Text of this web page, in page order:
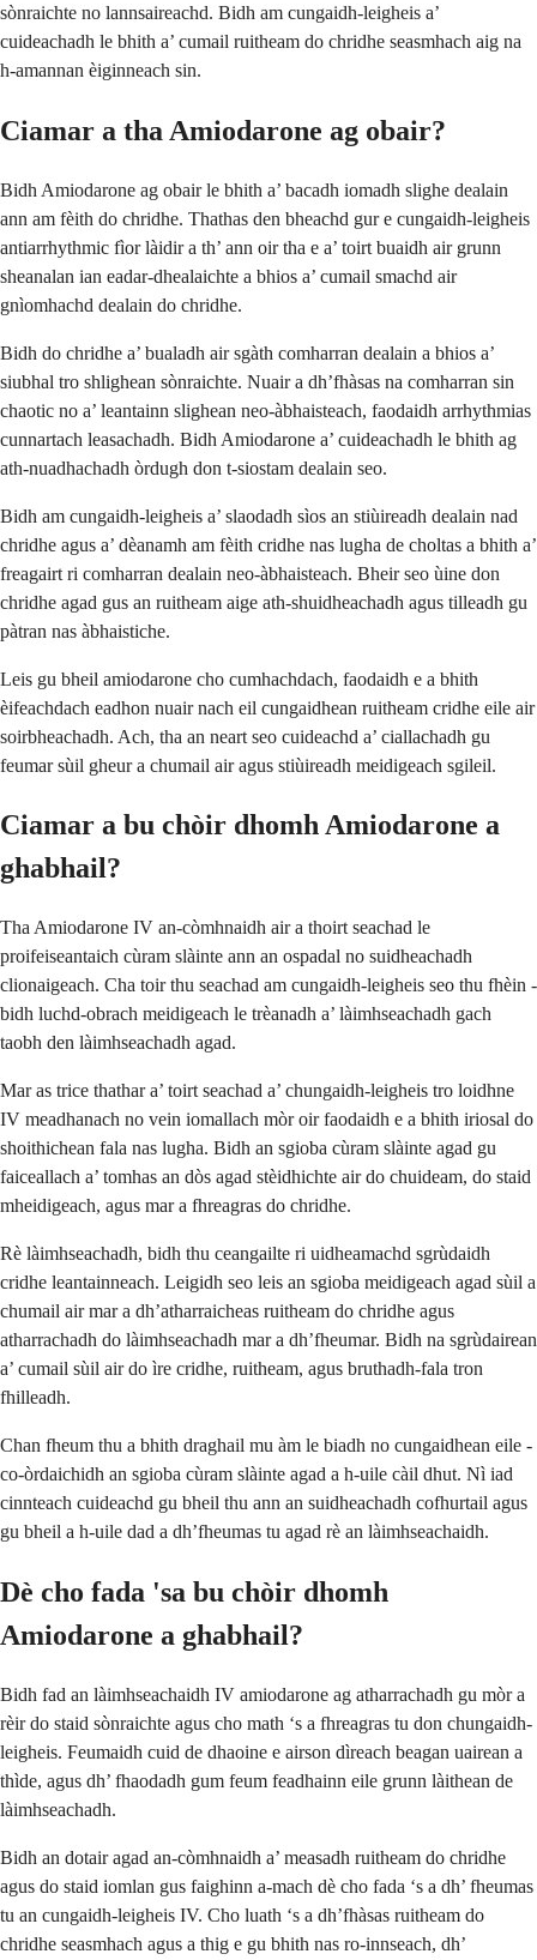
sònraichte no lannsaireachd. Bidh am cungaidh-leigheis a’
cuideachadh le bhith a’ cumail ruitheam do chridhe seasmhach aig na
h-amannan èiginneach sin.
Ciamar a tha Amiodarone ag obair?
Bidh Amiodarone ag obair le bhith a’ bacadh iomadh slighe dealain
ann am fèith do chridhe. Thathas den bheachd gur e cungaidh-leigheis
antiarrhythmic fìor làidir a th’ ann oir tha e a’ toirt buaidh air grunn
sheanalan ian eadar-dhealaichte a bhios a’ cumail smachd air
gnìomhachd dealain do chridhe.
Bidh do chridhe a’ bualadh air sgàth comharran dealain a bhios a’
siubhal tro shlighean sònraichte. Nuair a dh’fhàsas na comharran sin
chaotic no a’ leantainn slighean neo-àbhaisteach, faodaidh arrhythmias
cunnartach leasachadh. Bidh Amiodarone a’ cuideachadh le bhith ag
ath-nuadhachadh òrdugh don t-siostam dealain seo.
Bidh am cungaidh-leigheis a’ slaodadh sìos an stiùireadh dealain nad
chridhe agus a’ dèanamh am fèith cridhe nas lugha de choltas a bhith a’
freagairt ri comharran dealain neo-àbhaisteach. Bheir seo ùine don
chridhe agad gus an ruitheam aige ath-shuidheachadh agus tilleadh gu
pàtran nas àbhaistiche.
Leis gu bheil amiodarone cho cumhachdach, faodaidh e a bhith
èifeachdach eadhon nuair nach eil cungaidhean ruitheam cridhe eile air
soirbheachadh. Ach, tha an neart seo cuideachd a’ ciallachadh gu
feumar sùil gheur a chumail air agus stiùireadh meidigeach sgileil.
Ciamar a bu chòir dhomh Amiodarone a
ghabhail?
Tha Amiodarone IV an-còmhnaidh air a thoirt seachad le
proifeiseantaich cùram slàinte ann an ospadal no suidheachadh
clionaigeach. Cha toir thu seachad am cungaidh-leigheis seo thu fhèin -
bidh luchd-obrach meidigeach le trèanadh a’ làimhseachadh gach
taobh den làimhseachadh agad.
Mar as trice thathar a’ toirt seachad a’ chungaidh-leigheis tro loidhne
IV meadhanach no vein iomallach mòr oir faodaidh e a bhith iriosal do
shoithichean fala nas lugha. Bidh an sgioba cùram slàinte agad gu
faiceallach a’ tomhas an dòs agad stèidhichte air do chuideam, do staid
mheidigeach, agus mar a fhreagras do chridhe.
Rè làimhseachadh, bidh thu ceangailte ri uidheamachd sgrùdaidh
cridhe leantainneach. Leigidh seo leis an sgioba meidigeach agad sùil a
chumail air mar a dh’atharraicheas ruitheam do chridhe agus
atharrachadh do làimhseachadh mar a dh’fheumar. Bidh na sgrùdairean
a’ cumail sùil air do ìre cridhe, ruitheam, agus bruthadh-fala tron
fhilleadh.
Chan fheum thu a bhith draghail mu àm le biadh no cungaidhean eile -
co-òrdaichidh an sgioba cùram slàinte agad a h-uile càil dhut. Nì iad
cinnteach cuideachd gu bheil thu ann an suidheachadh cofhurtail agus
gu bheil a h-uile dad a dh’fheumas tu agad rè an làimhseachaidh.
Dè cho fada 'sa bu chòir dhomh
Amiodarone a ghabhail?
Bidh fad an làimhseachaidh IV amiodarone ag atharrachadh gu mòr a
rèir do staid sònraichte agus cho math ‘s a fhreagras tu don chungaidh-
leigheis. Feumaidh cuid de dhaoine e airson dìreach beagan uairean a
thìde, agus dh’ fhaodadh gum feum feadhainn eile grunn làithean de
làimhseachadh.
Bidh an dotair agad an-còmhnaidh a’ measadh ruitheam do chridhe
agus do staid iomlan gus faighinn a-mach dè cho fada ‘s a dh’ fheumas
tu an cungaidh-leigheis IV. Cho luath ‘s a dh’fhàsas ruitheam do
chridhe seasmhach agus a thig e gu bhith nas ro-innseach, dh’